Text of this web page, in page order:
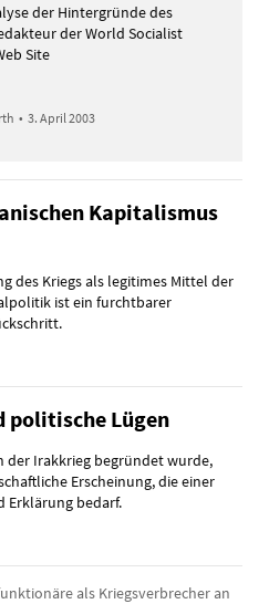
der Hintergründe des
der World Socialist
Site
• 3. April 2003
Kapitalismus
des Kriegs als legitimes Mittel der
ist ein furchtbarer
politische Lügen
der Irakkrieg begründet wurde,
Erscheinung, die einer
Erklärung bedarf.
als Kriegsverbrecher an